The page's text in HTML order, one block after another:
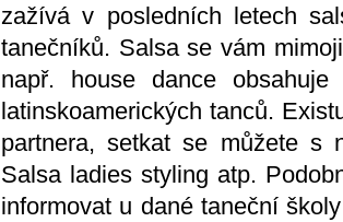
zažívá v posledních letech
tanečníků. Salsa se vám
např. house dance
latinskoamerických tanců.
partnera, setkat se můžete s
Salsa ladies styling atp.
informovat u dané taneční